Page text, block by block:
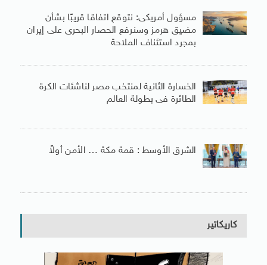
مسؤول أمريكى: نتوقع اتفاقا قريبًا بشأن
مضيق هرمز وسنرفع الحصار البحرى على إيران
بمجرد استئناف الملاحة
الخسارة الثانية لمنتخب مصر لناشئات الكرة
الطائرة فى بطولة العالم
الشرق الأوسط : قمة مكة … الأمن أولاً
كاريكاتير